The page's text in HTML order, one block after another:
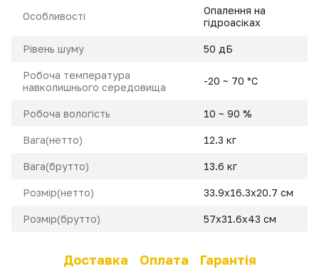
Особливості
Опалення на
гідроасіках
Pівень шуму 50 дБ
Робоча температура
навколишнього середовища
-20 ~ 70 °C
Робоча вологість 10 ~ 90 %
Вага(нетто) 12.3 кг
Вага(брутто) 13.6 кг
Розмір(нетто) 33.9x16.3x20.7 cм
Розмір(брутто) 57x31.6x43 см
Доставка Оплата Гарантія